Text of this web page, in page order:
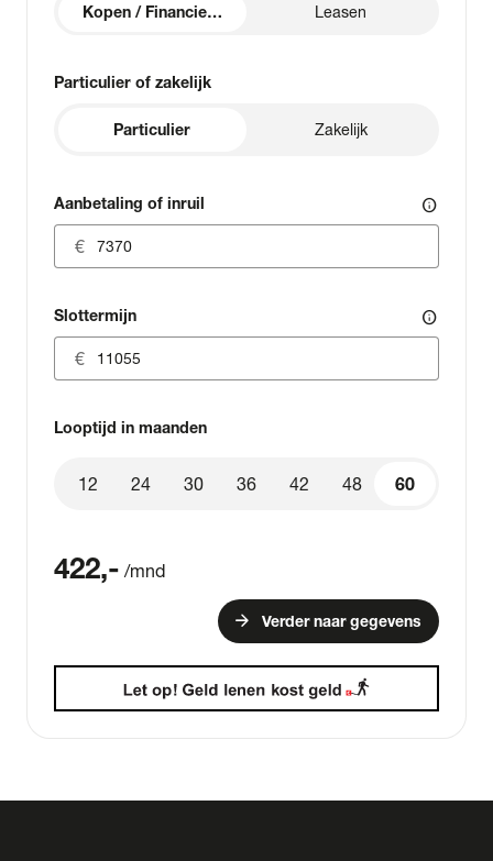
Kopen / Financieren Leasen
Particulier of zakelijk
Particulier Zakelijk
Aanbetaling of inruil info
Slottermijn info
Looptijd in maanden
60
12 24 30 36 42 48 60
422,- /mnd
arrow_forward Verder naar gegevens